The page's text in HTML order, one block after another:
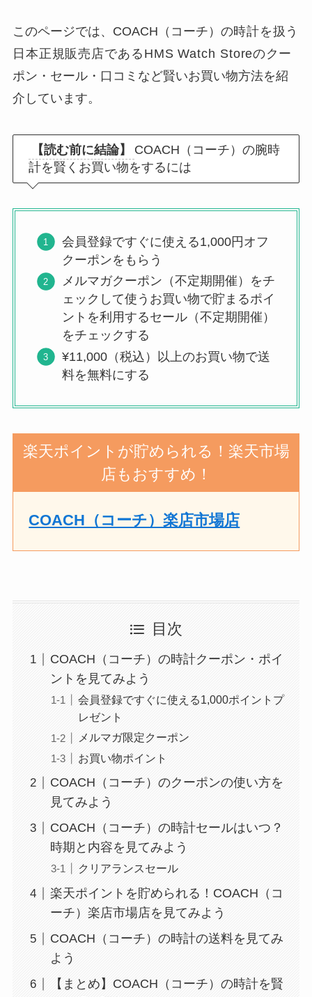
このページでは、COACH（コーチ）の時計を扱う
日本正規販売店であるHMS Watch Storeのクー
ポン・セール・口コミなど賢いお買い物方法を紹
介しています。
【読む前に結論】
COACH（コーチ）の腕時
計を賢くお買い物をするには
会員登録ですぐに使える1,000円オフ
クーポンをもらう
メルマガクーポン（不定期開催）をチ
ェックして使うお買い物で貯まるポイ
ントを利用するセール（不定期開催）
をチェックする
¥11,000（税込）以上のお買い物で送
料を無料にする
楽天ポイントが貯められる！楽天市場
店もおすすめ！
COACH（コーチ）楽店市場店
目次
COACH（コーチ）の時計クーポン・ポイ
ントを見てみよう
会員登録ですぐに使える1,000ポイントプ
レゼント
メルマガ限定クーポン
お買い物ポイント
COACH（コーチ）のクーポンの使い方を
見てみよう
COACH（コーチ）の時計セールはいつ？
時期と内容を見てみよう
クリアランスセール
楽天ポイントを貯められる！COACH（コ
ーチ）楽店市場店を見てみよう
COACH（コーチ）の時計の送料を見てみ
よう
【まとめ】COACH（コーチ）の時計を賢